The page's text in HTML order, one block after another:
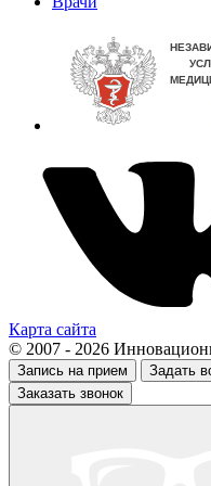
Карта сайта
© 2007 - 2026
Запись на прием Задать
Заказать звонок